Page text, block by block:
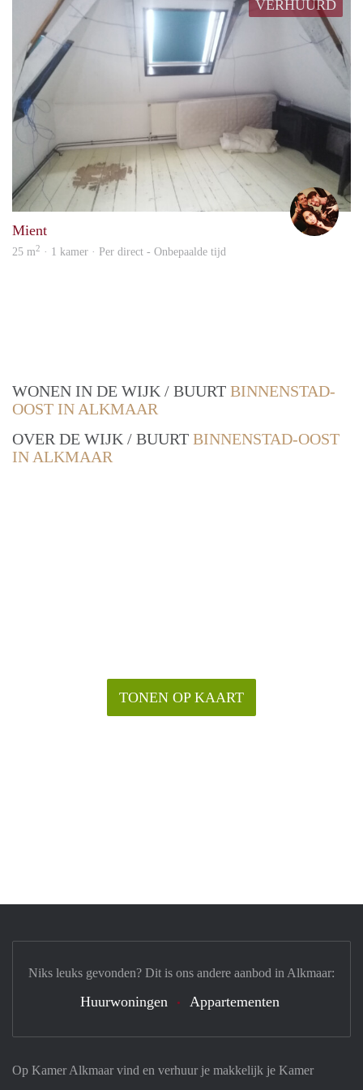
VERHUURD
Mient
25 m2 · 1 kamer · Per direct - Onbepaalde tijd
WONEN IN DE WIJK / BUURT BINNENSTAD-
OOST IN ALKMAAR
OVER DE WIJK / BUURT BINNENSTAD-OOST
IN ALKMAAR
TONEN OP KAART
Op Kamer Alkmaar vind en verhuur je makkelijk je Kamer
Niks leuks gevonden? Dit is ons andere aanbod in Alkmaar:
Huurwoningen Appartementen